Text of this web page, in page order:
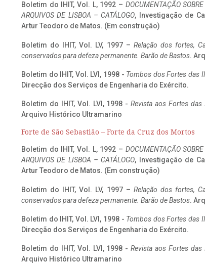
Boletim do IHIT, Vol. L, 1992 – DOCUMENTAÇÃO
ARQUIVOS DE LISBOA – CATÁLOGO, Investigação de
Artur Teodoro de Matos. (Em construção)
Boletim do IHIT, Vol. LV, 1997 – Relação dos fortes,
conservados para defeza permanente. Barão de Bastos.
Boletim do IHIT, Vol. LVI, 1998 - Tombos dos Fortes das
Direcção dos Serviços de Engenharia do Exército.
Boletim do IHIT, Vol. LVI, 1998 -Revista aos Fortes
Arquivo Histórico Ultramarino
Forte de São Sebastião – Forte da Cruz dos Mortos
Boletim do IHIT, Vol. L, 1992 – DOCUMENTAÇÃO
ARQUIVOS DE LISBOA – CATÁLOGO, Investigação de
Artur Teodoro de Matos. (Em construção)
Boletim do IHIT, Vol. LV, 1997 – Relação dos fortes,
conservados para defeza permanente. Barão de Bastos.
Boletim do IHIT, Vol. LVI, 1998 - Tombos dos Fortes das
Direcção dos Serviços de Engenharia do Exército.
Boletim do IHIT, Vol. LVI, 1998 -Revista aos Fortes
Arquivo Histórico Ultramarino